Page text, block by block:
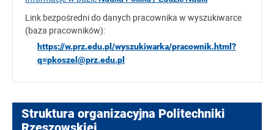
Link bezpośredni do danych pracownika w wyszukiwarce
(baza pracowników):
https://w.prz.edu.pl/wyszukiwarka/pracownik.html?
q=pkoszel@prz.edu.pl
Struktura organizacyjna Politechniki